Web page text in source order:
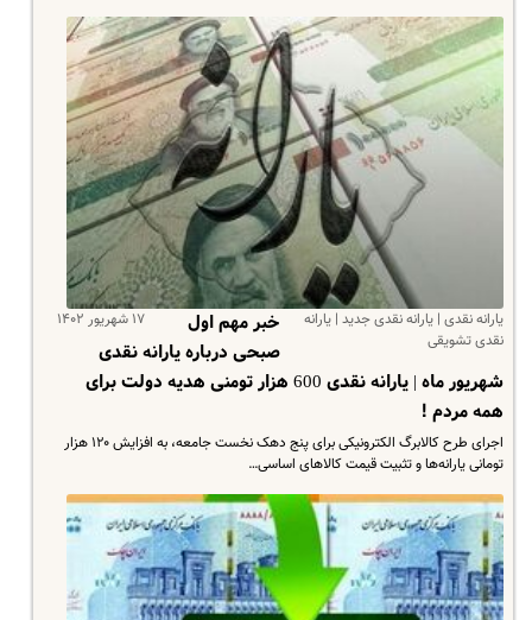
یارانه نقدی | یارانه نقدی جدید | یارانه
نقدی تشویقی
۱۷ شهریور ۱۴۰۲
خبر مهم اول
صبحی درباره یارانه نقدی
شهریور ماه | یارانه نقدی 600 هزار تومنی هدیه دولت برای
همه مردم !
اجرای طرح کالابرگ الکترونیکی برای پنج دهک نخست جامعه، به افزایش ۱۲۰ هزار
تومانی یارانه‌ها و تثبیت قیمت کالاهای اساسی…